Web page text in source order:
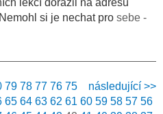
lekcí dorazil na adresu
si je nechat prosebe -
následující >>
79 78 77 76 75
65 64 63 62 61 60 59 58 57 56